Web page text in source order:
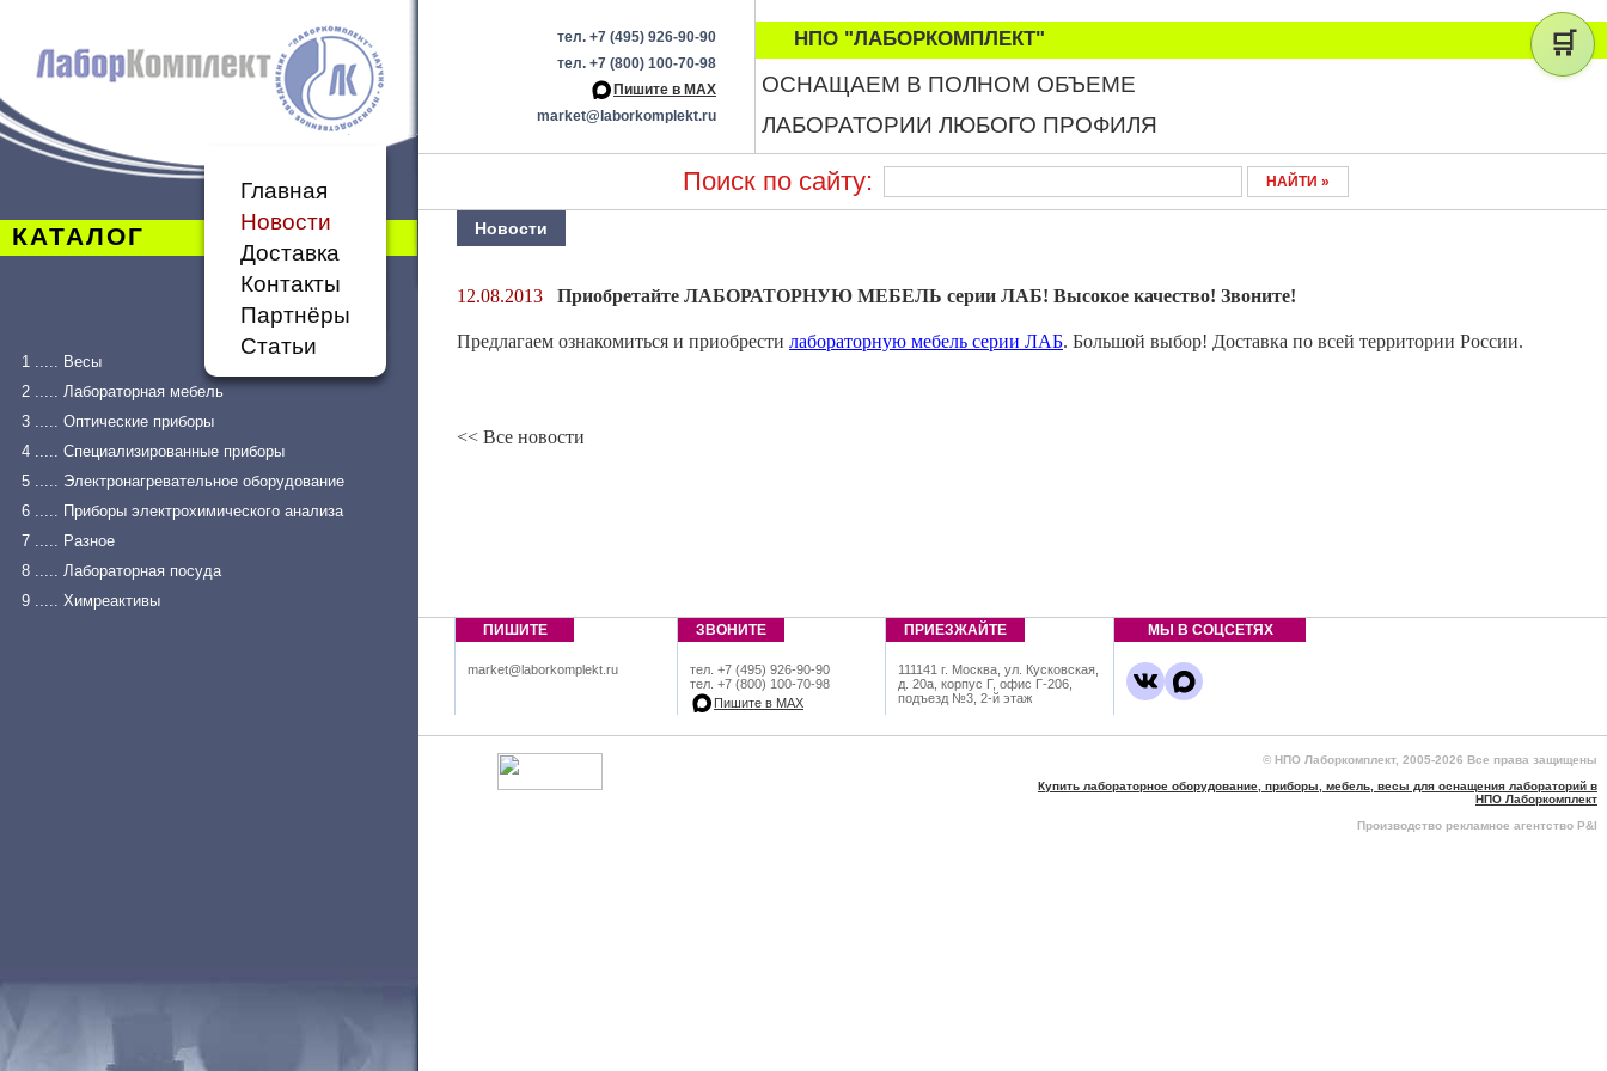
КАТАЛОГ
Главная
Новости
Доставка
Контакты
Партнёры
Статьи
1 ..... Весы
2 ..... Лабораторная мебель
3 ..... Оптические приборы
4 ..... Специализированные приборы
5 ..... Электронагревательное оборудование
6 ..... Приборы электрохимического анализа
7 ..... Разное
8 ..... Лабораторная посуда
9 ..... Химреактивы
тел. +7 (495) 926-90-90
тел. +7 (800) 100-70-98
Пишите в МАХ
market@laborkomplekt.ru
НПО "ЛАБОРКОМПЛЕКТ"
ОСНАЩАЕМ В ПОЛНОМ ОБЪЕМЕ
ЛАБОРАТОРИИ ЛЮБОГО ПРОФИЛЯ
Поиск по сайту:
🛒
Новости
12.08.2013 Приобретайте ЛАБОРАТОРНУЮ МЕБЕЛЬ серии ЛАБ! Высокое качество! Звоните!
Предлагаем ознакомиться и приобрести лабораторную мебель серии ЛАБ. Большой выбор! Доставка по всей территории России.
<< Все новости
ПИШИТЕ
market@laborkomplekt.ru
ЗВОНИТЕ
тел. +7 (495) 926-90-90
тел. +7 (800) 100-70-98
Пишите в МАХ
ПРИЕЗЖАЙТЕ
111141 г. Москва, ул. Кусковская,
д. 20а, корпус Г, офис Г-206,
подъезд №3, 2-й этаж
МЫ В СОЦСЕТЯХ
© НПО Лаборкомплект, 2005-2026 Все права защищены
Купить лабораторное оборудование, приборы, мебель, весы для оснащения лабораторий в
НПО Лаборкомплект
Производство рекламное агентство P&I